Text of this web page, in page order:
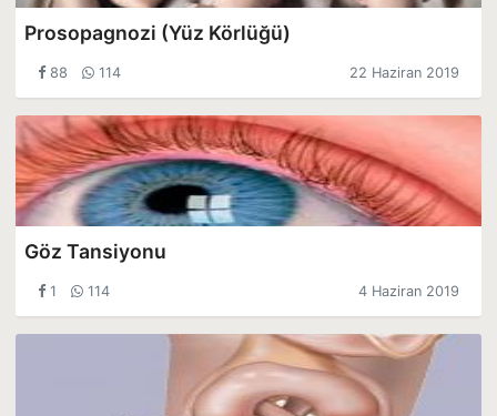
Prosopagnozi (Yüz Körlüğü)
88 114 22 Haziran 2019
Göz Tansiyonu
1 114 4 Haziran 2019